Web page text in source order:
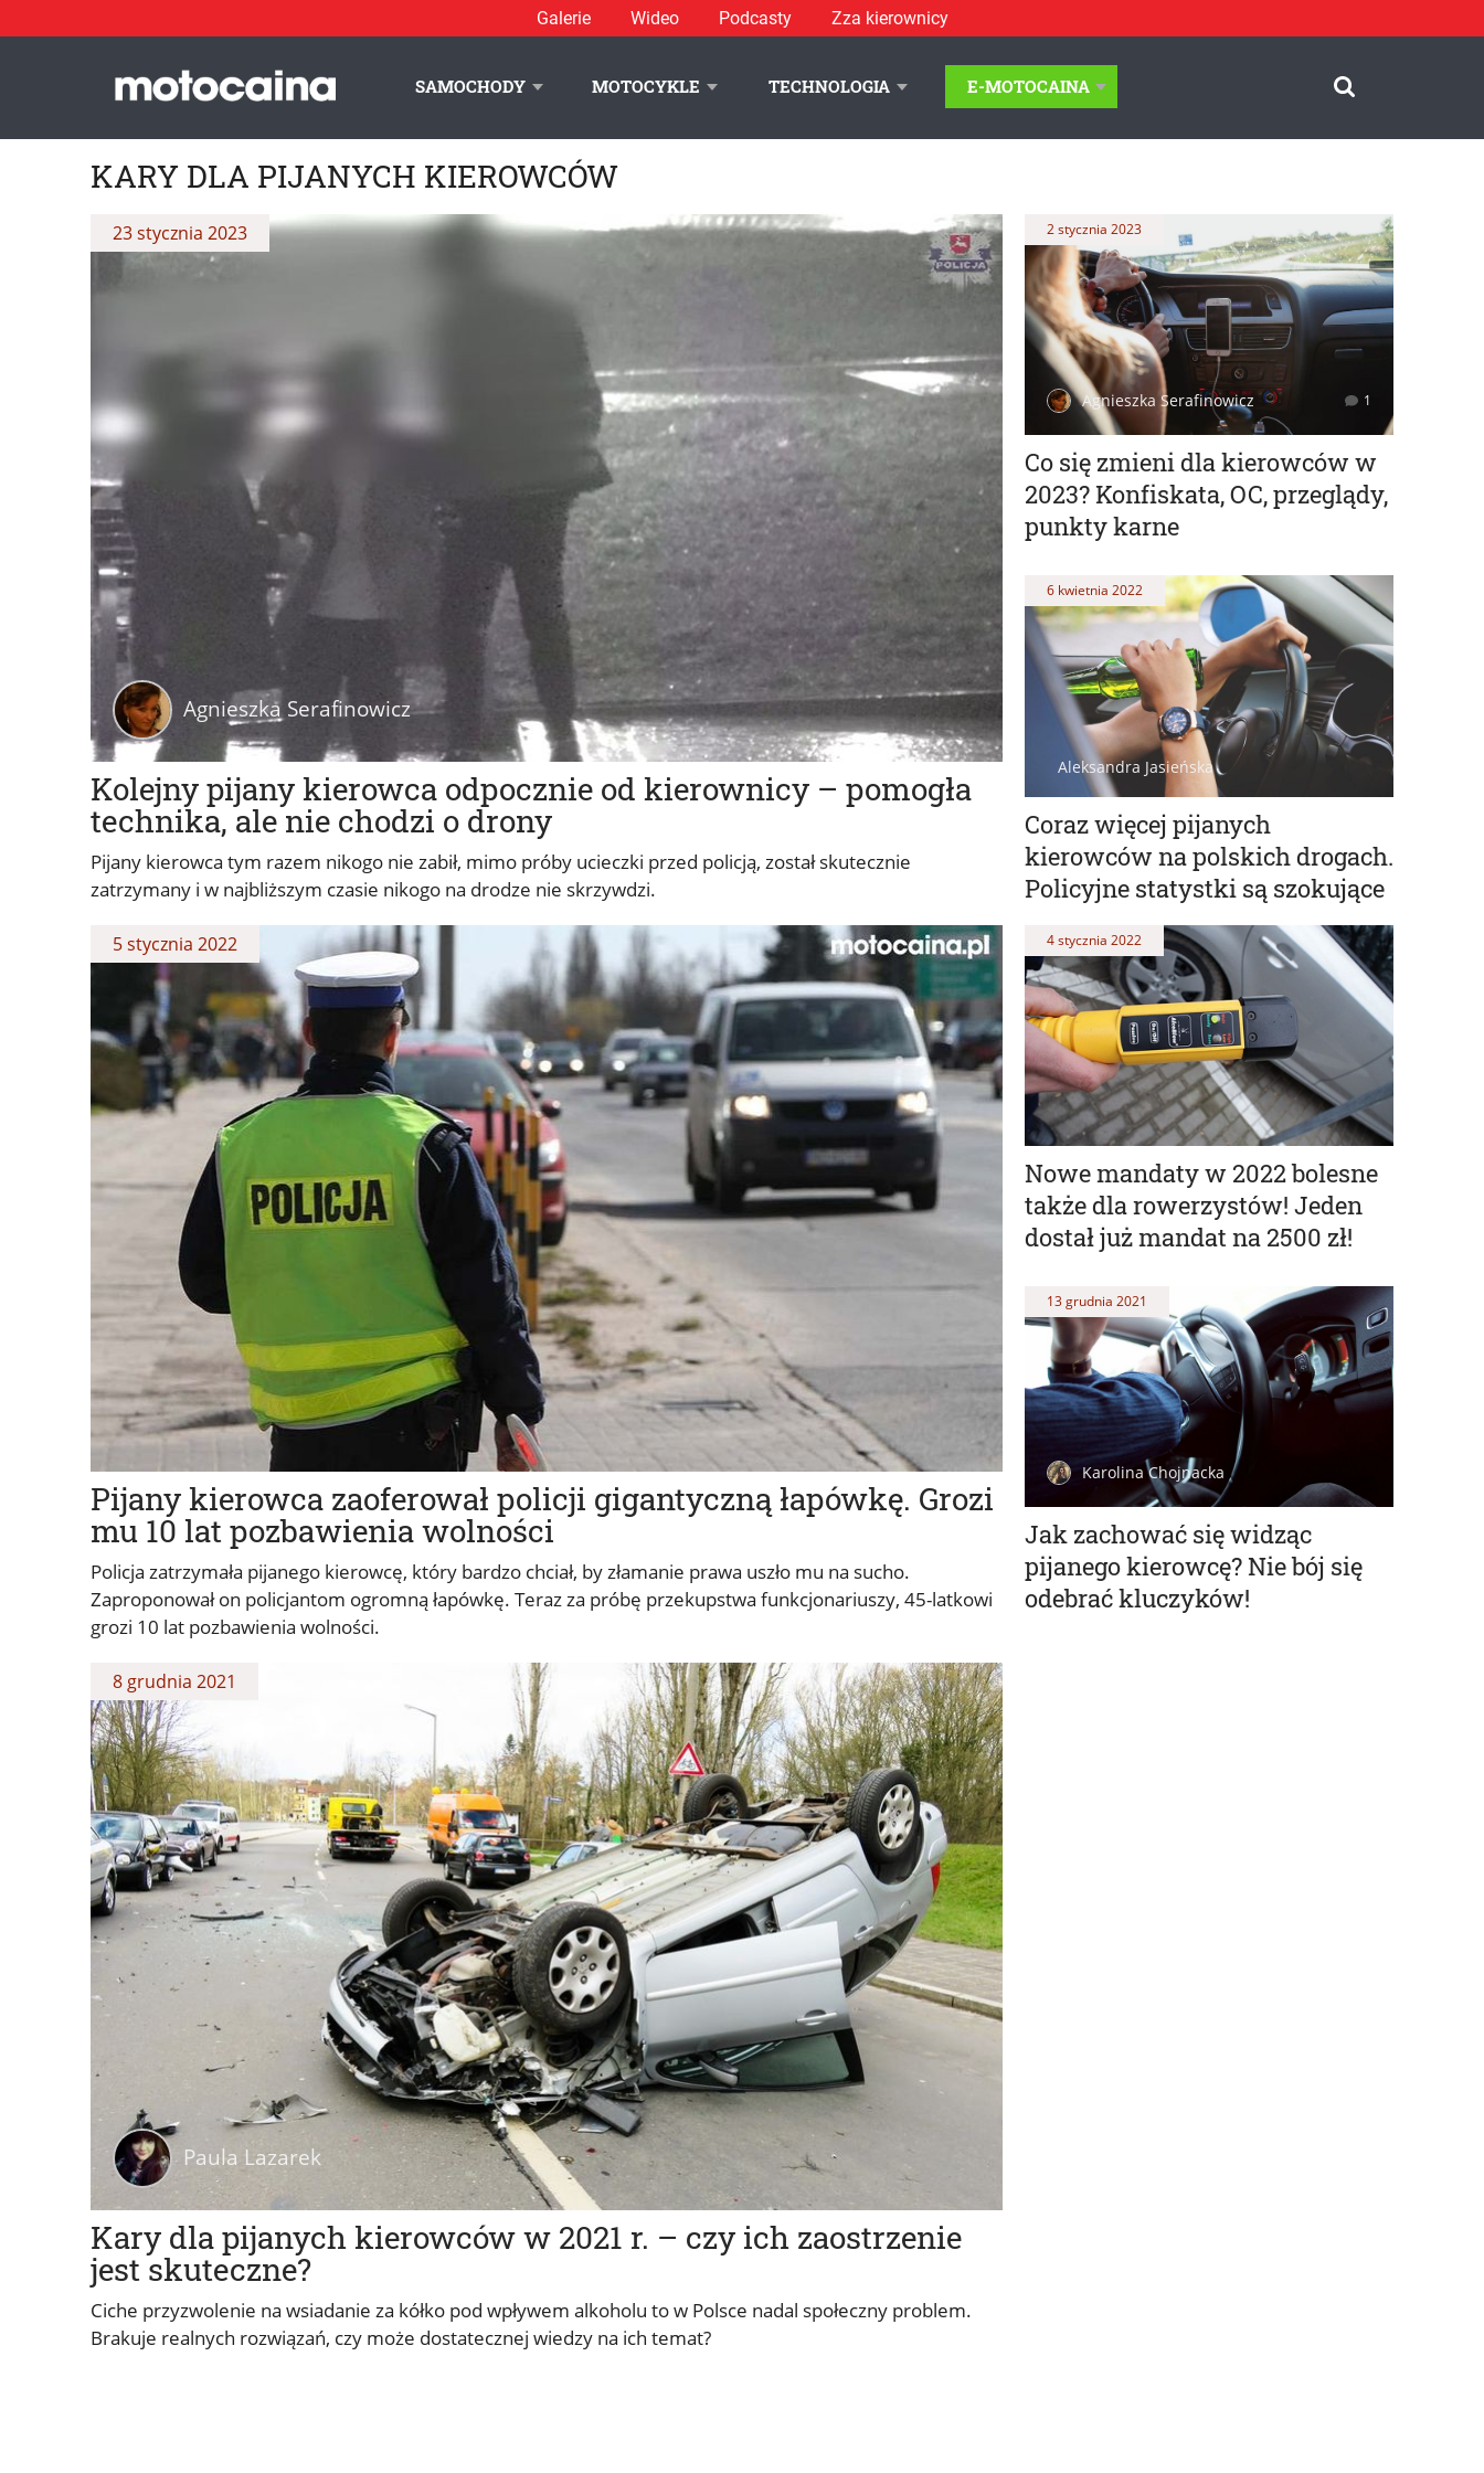
Galerie Wideo Podcasty Zza kierownicy
SAMOCHODY MOTOCYKLE TECHNOLOGIA E-MOTOCAINA
KARY DLA PIJANYCH KIEROWCÓW
Kolejny pijany kierowca odpocznie od kierownicy – pomogła
technika, ale nie chodzi o drony
23 stycznia 2023
Agnieszka Serafinowicz
Pijany kierowca tym razem nikogo nie zabił, mimo próby ucieczki przed policją, został skutecznie
zatrzymany i w najbliższym czasie nikogo na drodze nie skrzywdzi.
Co się zmieni dla kierowców w
2023? Konfiskata, OC, przeglądy,
punkty karne
2 stycznia 2023
Agnieszka Serafinowicz 1
Coraz więcej pijanych
kierowców na polskich drogach.
Policyjne statystki są szokujące
6 kwietnia 2022
Aleksandra Jasieńska
Pijany kierowca zaoferował policji gigantyczną łapówkę. Grozi
mu 10 lat pozbawienia wolności
5 stycznia 2022
Policja zatrzymała pijanego kierowcę, który bardzo chciał, by złamanie prawa uszło mu na sucho.
Zaproponował on policjantom ogromną łapówkę. Teraz za próbę przekupstwa funkcjonariuszy, 45-latkowi
grozi 10 lat pozbawienia wolności.
Nowe mandaty w 2022 bolesne
także dla rowerzystów! Jeden
dostał już mandat na 2500 zł!
4 stycznia 2022
Jak zachować się widząc
pijanego kierowcę? Nie bój się
odebrać kluczyków!
13 grudnia 2021
Karolina Chojnacka
Kary dla pijanych kierowców w 2021 r. – czy ich zaostrzenie
jest skuteczne?
8 grudnia 2021
Paula Lazarek
Ciche przyzwolenie na wsiadanie za kółko pod wpływem alkoholu to w Polsce nadal społeczny problem.
Brakuje realnych rozwiązań, czy może dostatecznej wiedzy na ich temat?